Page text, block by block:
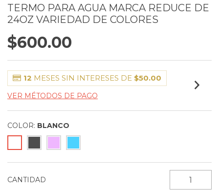
TERMO PARA AGUA MARCA REDUCE DE
24OZ VARIEDAD DE COLORES
$600.00
12 MESES SIN INTERESES DE $50.00
VER MÉTODOS DE PAGO
COLOR: BLANCO
CANTIDAD